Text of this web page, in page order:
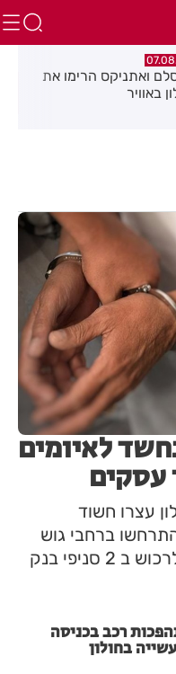
ואתניקס הרימו את
באוויר
לאיומים
עסקים
עצרו חשוד
ברחבי גוש
דן, במסגרתם איים וגרם נזק לרכוש ב 2 סניפי בנק
רכב בכניסה
בחולון